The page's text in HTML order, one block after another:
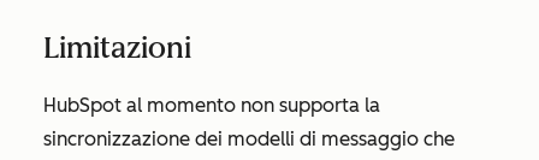
Limitazioni
HubSpot al momento non supporta la
sincronizzazione dei modelli di messaggio che